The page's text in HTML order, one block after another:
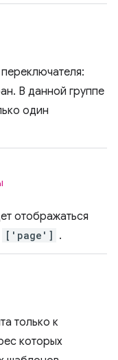
В данной группе
один
отображаться
['page'] .
только к
которых